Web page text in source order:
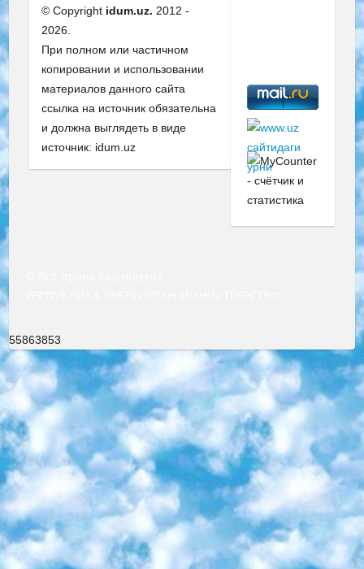
© Copyright idum.uz. 2012 -
2026.
При полном или частичном
копировании и использовании
материалов данного сайта
ссылка на источник обязательна
и должна выглядеть в виде
источник: idum.uz
55863853